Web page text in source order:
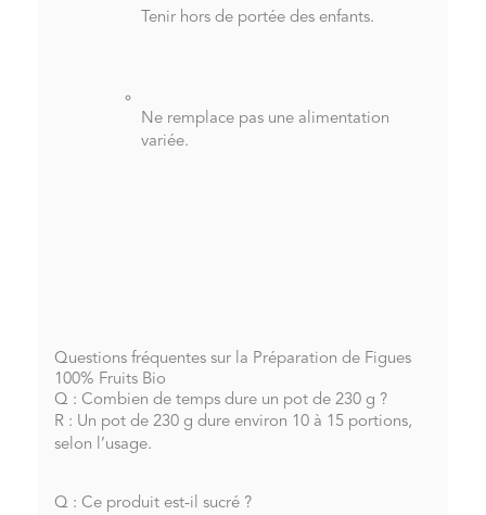
Tenir hors de portée des enfants.
Ne remplace pas une alimentation
variée.
Questions fréquentes sur la Préparation de Figues
100% Fruits Bio
Q : Combien de temps dure un pot de 230 g ?
R : Un pot de 230 g dure environ 10 à 15 portions,
selon l’usage.
Q : Ce produit est-il sucré ?